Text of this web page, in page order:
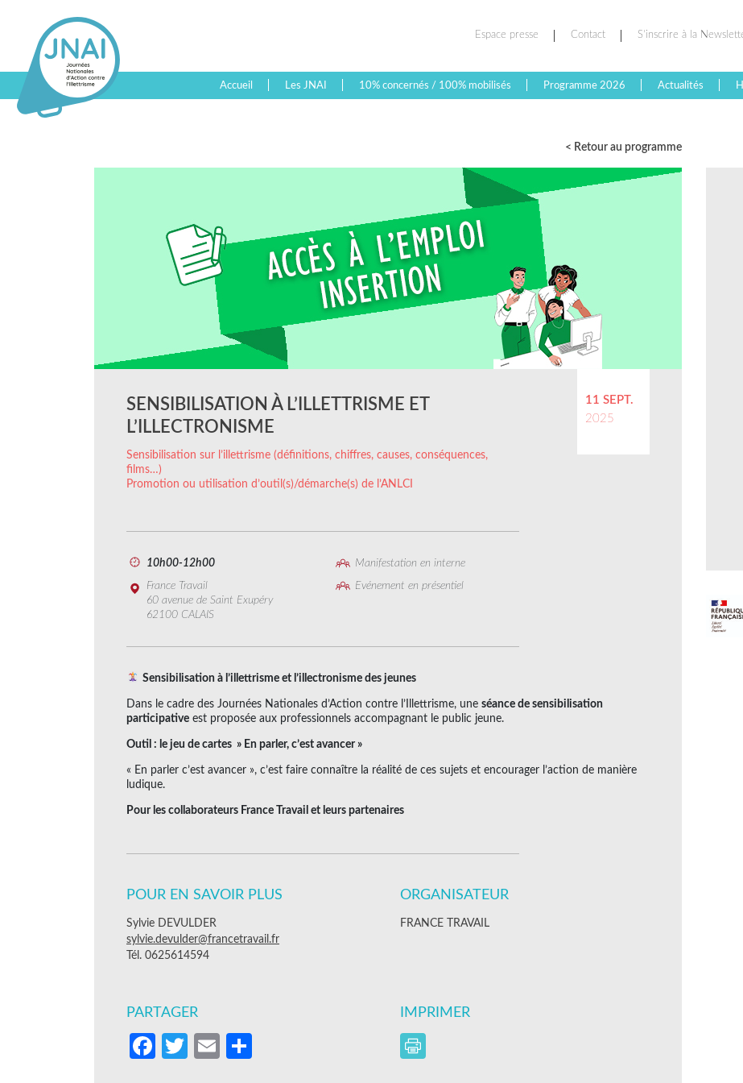
Espace presse Contact S’inscrire à la
Accueil Les JNAI 10% concernés / 100% mobilisés Programme 2026 Actualités
< Retour au programme
11 SEPT.
2025
SENSIBILISATION À L’ILLETTRISME ET
L’ILLECTRONISME
Sensibilisation sur l’illettrisme (définitions, chiffres, causes, conséquences,
films…)
Promotion ou utilisation d’outil(s)/démarche(s) de l’ANLCI
10h00-12h00
Manifestation en interne
France Travail
60 avenue de Saint Exupéry
62100 CALAIS
Evénement en présentiel
Sensibilisation à l’illettrisme et l’illectronisme des jeunes
Dans le cadre des Journées Nationales d’Action contre l’Illettrisme, une séance de sensibilisation
participative est proposée aux professionnels accompagnant le public jeune.
Outil : le jeu de cartes » En parler, c’est avancer »
« En parler c’est avancer », c’est faire connaître la réalité de ces sujets et encourager l’action de manière
ludique.
Pour les collaborateurs France Travail et leurs partenaires
POUR EN SAVOIR PLUS
Sylvie DEVULDER
sylvie.devulder@francetravail.fr
Tél. 0625614594
ORGANISATEUR
FRANCE TRAVAIL
PARTAGER
Facebook
Twitter
Email
IMPRIMER